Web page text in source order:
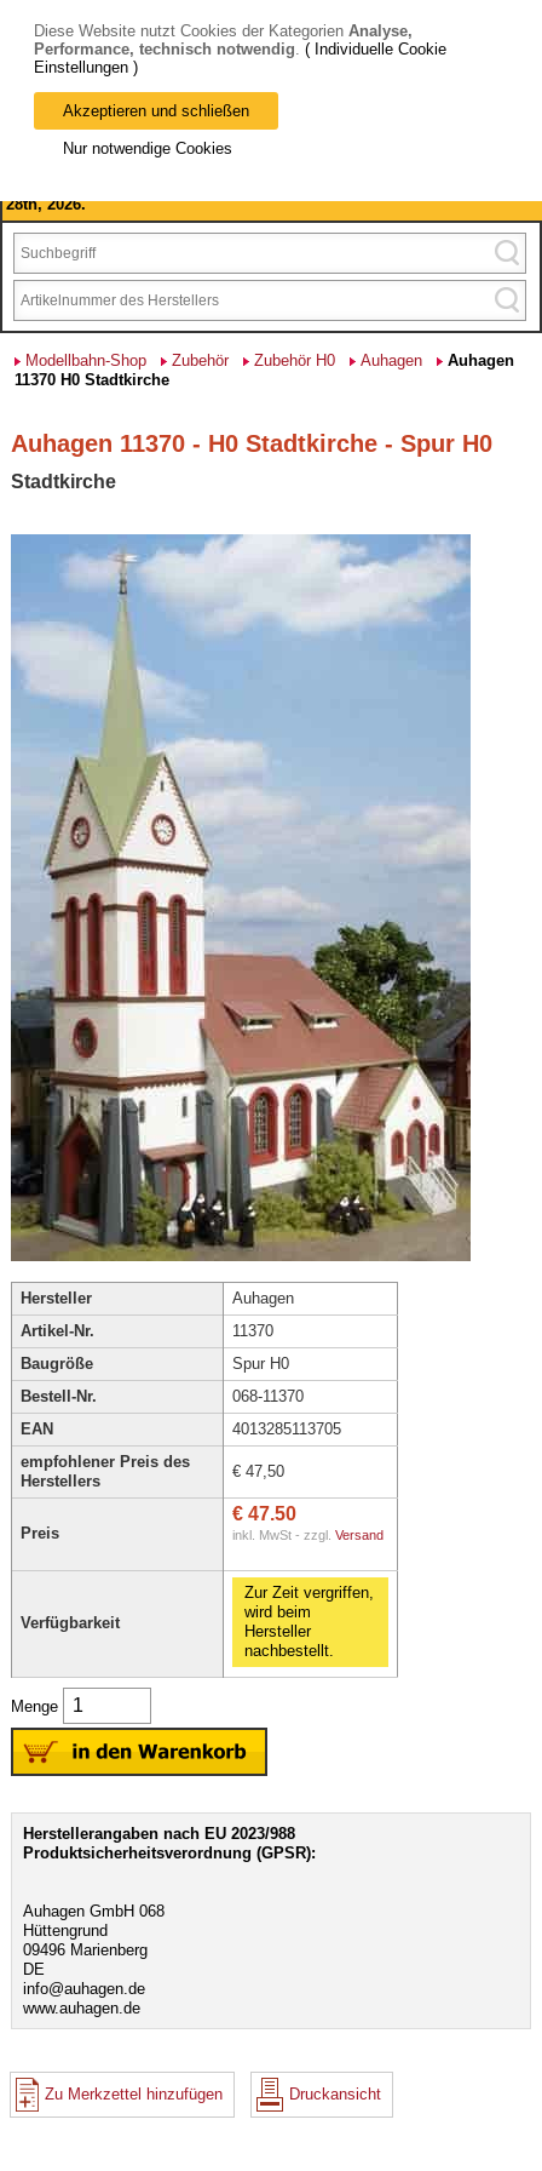
Bitte beachten Sie: wir machen Betriebsferien, vom 03. bis 28.
August 2026 haben wir geschlossen.
28th, 2026.
Modellbahn-Shop Zubehör Zubehör H0 Auhagen
Auhagen
11370 H0 Stadtkirche
Auhagen 11370 - H0 Stadtkirche - Spur H0
Stadtkirche
Hersteller
Auhagen
Artikel-Nr.
11370
Baugröße
Spur H0
Bestell-Nr.
068-11370
EAN
4013285113705
empfohlener Preis des
Herstellers
€ 47,50
Preis
€ 47.50
inkl. MwSt - zzgl. Versand
Verfügbarkeit
Zur Zeit vergriffen,
wird beim
Hersteller
nachbestellt.
Menge
Herstellerangaben nach EU 2023/988
Produktsicherheitsverordnung (GPSR):
Auhagen GmbH 068
Hüttengrund
09496 Marienberg
DE
info@auhagen.de
www.auhagen.de
Zu Merkzettel hinzufügen Druckansicht
Diese Website nutzt Cookies der Kategorien Analyse,
Performance, technisch notwendig. ( Individuelle Cookie
Einstellungen )
Akzeptieren und schließen
Nur notwendige Cookies